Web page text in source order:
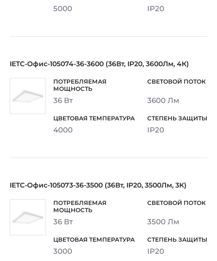
5000 IP20
IETC-Офис-105074-36-3600 (36Вт, IP20, 3600Лм, 4К)
36 Вт 3600 Лм
4000 IP20
IETC-Офис-105073-36-3500 (36Вт, IP20, 3500Лм, 3К)
36 Вт 3500 Лм
3000 IP20